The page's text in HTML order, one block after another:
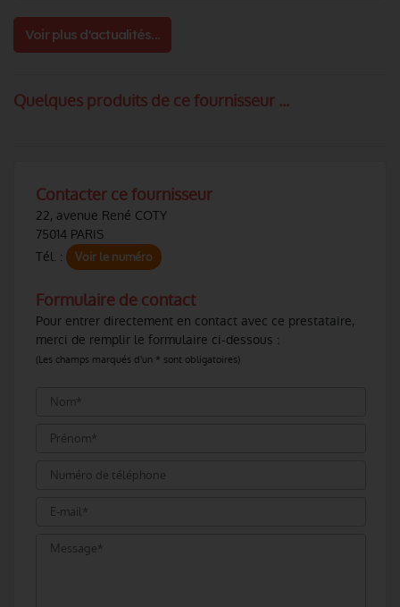
Voir plus d'actualités...
Quelques produits de ce fournisseur ...
Contacter ce fournisseur
22, avenue René COTY
75014 PARIS
Tél. :
Voir le numéro
Formulaire de contact
Pour entrer directement en contact avec ce prestataire,
merci de remplir le formulaire ci-dessous :
(Les champs marqués d'un * sont obligatoires)